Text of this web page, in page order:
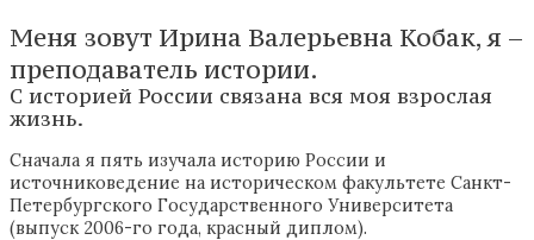
Меня зовут Ирина Валерьевна Кобак, я –
преподаватель истории.
С историей России связана вся моя взрослая
жизнь.
Сначала я пять изучала историю России и
источниковедение на историческом факультете Санкт-
Петербургского Государственного Университета
(выпуск 2006-го года, красный диплом).